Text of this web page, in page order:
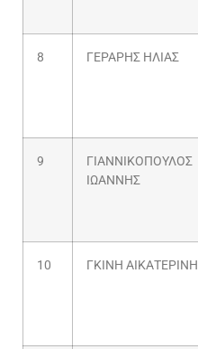
8 ΓΕΡΑΡΗΣ ΗΛΙΑΣ
9
ΓΙΑΝΝΙΚΟΠΟΥΛΟΣ
ΙΩΑΝΝΗΣ
10 ΓΚΙΝΗ ΑΙΚΑΤΕΡΙΝΗ